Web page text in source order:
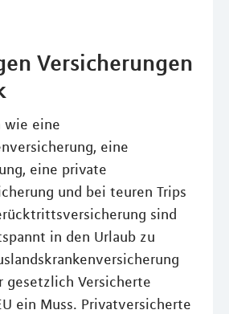
Versicherungen
wie eine
eine
eine private
und bei teuren Trips
sind
in den Urlaub zu
gesetzlich Versicherte
ein Muss. Privatversicherte